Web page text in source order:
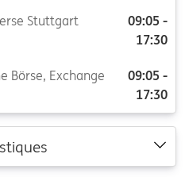
Stuttgart
09:05 -
17:30
Börse, Exchange
09:05 -
17:30